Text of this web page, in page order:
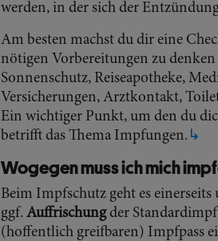
werden, in der sich der
Am besten machst du dir eine
nötigen Vorbereitungen zu
Sonnenschutz, Reiseapotheke,
Versicherungen, Arztkontakt,
Ein wichtiger Punkt, um den du
betrifft das Thema Impfungen. ↳
Wogegen muss ich mich
Beim Impfschutz geht es
ggf.Auffrischungder
(hoffentlich greifbaren) Impfpass